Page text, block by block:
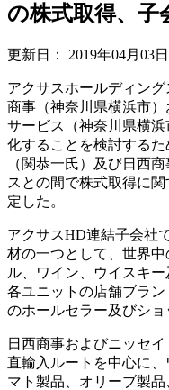
の株式取得、子
更新日： 2019年04月03日
アクサスホールディン
商事（神奈川県横浜市
サービス（神奈川県横
化することを検討する
（関恭一氏）及び日西
スとの間で株式取得に
定した。
アクサスHD連結子会社
材の一つとして、世界
ル、ワイン、ウイスキ
各ユニットの店舗ブラ
のホールセラー及びショ
日西商事およびニッセ
直輸入ルートを中心に
マト製品、オリーブ製